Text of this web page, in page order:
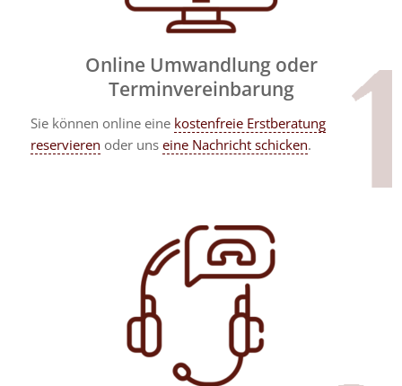
Online Umwandlung oder
Terminvereinbarung
Sie können online eine kostenfreie Erstberatung
reservieren oder uns eine Nachricht schicken.